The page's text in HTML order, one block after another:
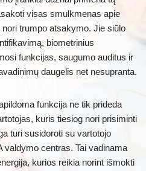
visas smulkmenas apie
trumpo atsakymo. Jie siūlo
biometrinius
funkcijas, saugumo auditus ir
daugelis net nesupranta.
funkcija ne tik prideda
kuris tiesiog nori prisiminti
turi susidoroti su vartotojo
valdymo centras. Tai vadinama
kurios reikia norint išmokti